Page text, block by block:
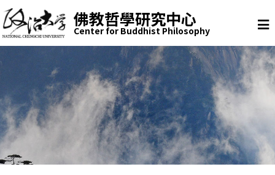
Skip to main content
buddhi
ca
佛教哲學研究中心
Center for Buddhist Philosophy
o
e
p
a
g
e
m
e
r
m
e
u